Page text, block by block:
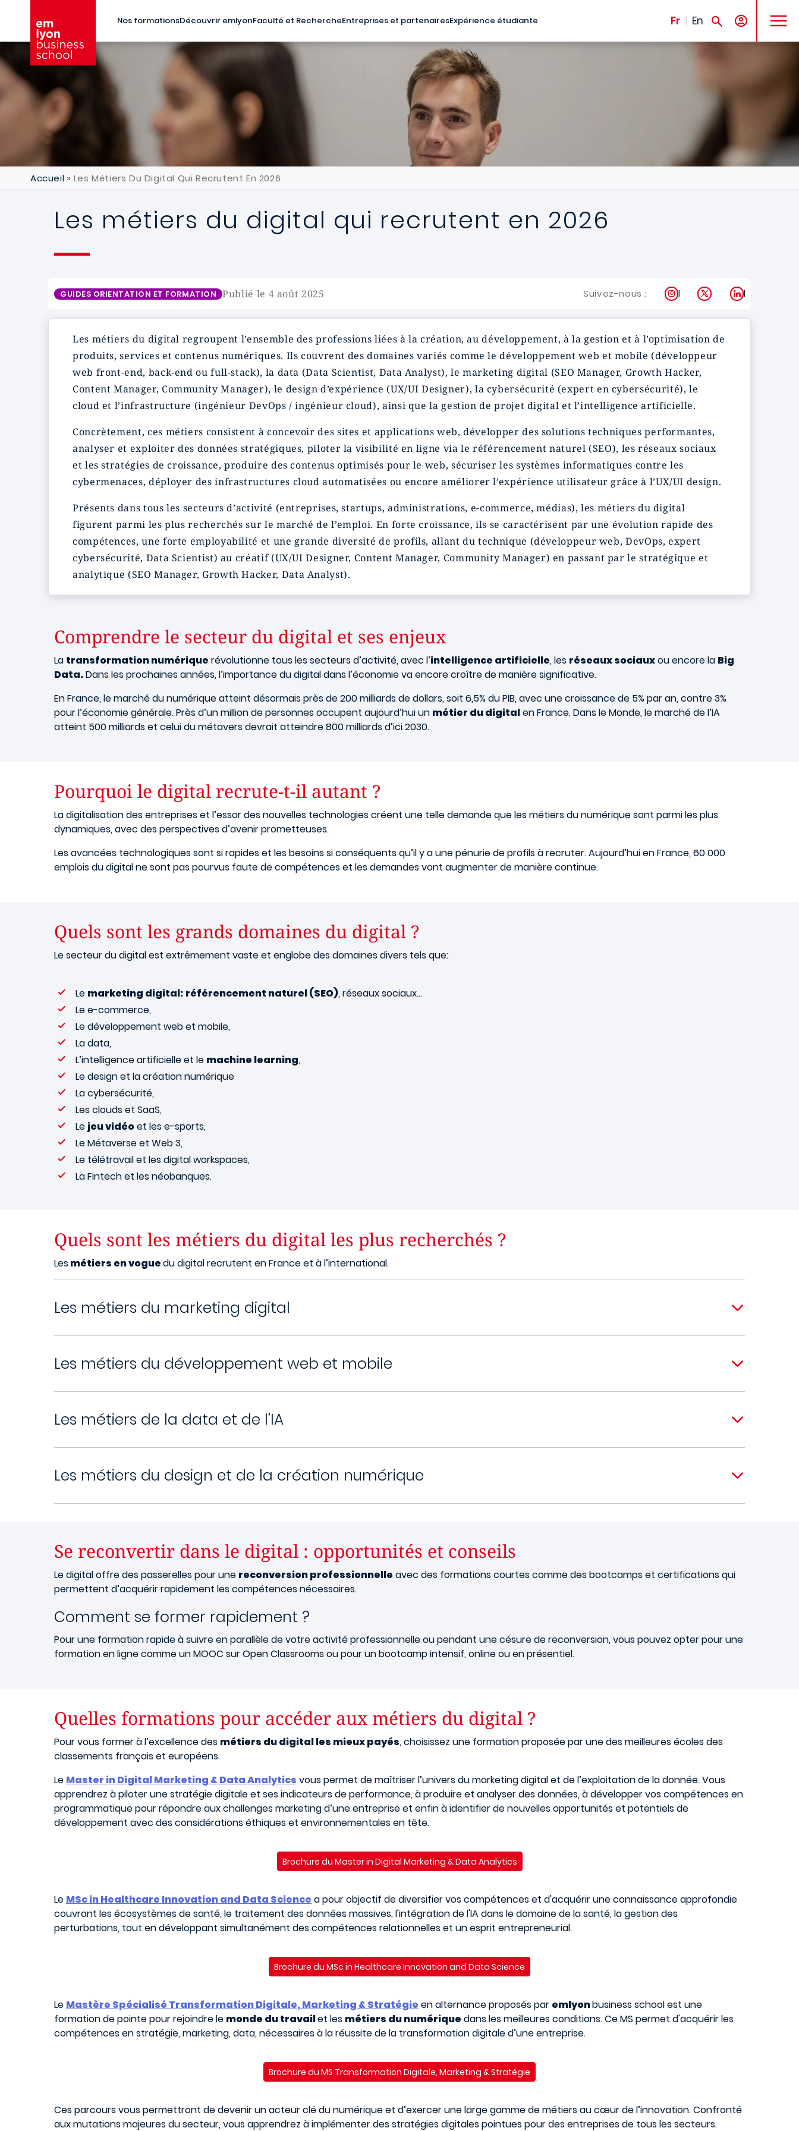
Nos formationsDécouvrir emlyonFaculté et RechercheEntreprises et partenairesExpérience étudiante Fr En
MENU
Accueil Les Métiers Du Digital Qui Recrutent En 2026
Les métiers du digital qui recrutent en 2026
GUIDES ORIENTATION ET FORMATION Publié le 4 août 2025 Suivez-nous : Instagram
X LinkedIn
Les métiers du digital regroupent l’ensemble des professions liées à la création, au développement, à la gestion et à l’optimisation de
produits, services et contenus numériques. Ils couvrent des domaines variés comme le développement web et mobile (développeur
web front-end, back-end ou full-stack), la data (Data Scientist, Data Analyst), le marketing digital (SEO Manager, Growth Hacker,
Content Manager, Community Manager), le design d’expérience (UX/UI Designer), la cybersécurité (expert en cybersécurité), le
cloud et l’infrastructure (ingénieur DevOps / ingénieur cloud), ainsi que la gestion de projet digital et l’intelligence artificielle.
Concrètement, ces métiers consistent à concevoir des sites et applications web, développer des solutions techniques performantes,
analyser et exploiter des données stratégiques, piloter la visibilité en ligne via le référencement naturel (SEO), les réseaux sociaux
et les stratégies de croissance, produire des contenus optimisés pour le web, sécuriser les systèmes informatiques contre les
cybermenaces, déployer des infrastructures cloud automatisées ou encore améliorer l’expérience utilisateur grâce à l’UX/UI design.
Présents dans tous les secteurs d’activité (entreprises, startups, administrations, e-commerce, médias), les métiers du digital
figurent parmi les plus recherchés sur le marché de l’emploi. En forte croissance, ils se caractérisent par une évolution rapide des
compétences, une forte employabilité et une grande diversité de profils, allant du technique (développeur web, DevOps, expert
cybersécurité, Data Scientist) au créatif (UX/UI Designer, Content Manager, Community Manager) en passant par le stratégique et
analytique (SEO Manager, Growth Hacker, Data Analyst).
Comprendre le secteur du digital et ses enjeux
La transformation numérique révolutionne tous les secteurs d’activité, avec l’intelligence artificielle, les réseaux sociauxou encore la Big
Data.Dans les prochaines années, l’importance du digital dans l’économie va encore croître de manière significative.
En France, le marché du numérique atteint désormais près de 200 milliards de dollars, soit 6,5% du PIB, avec une croissance de 5% par an, contre 3%
pour l’économie générale. Près d’un million de personnes occupent aujourd’hui un métier du digitalen France. Dans le Monde, le marché de l’IA
atteint 500 milliards et celui du métavers devrait atteindre 800 milliards d’ici 2030.
Pourquoi le digital recrute-t-il autant ?
La digitalisation des entreprises et l’essor des nouvelles technologies créent une telle demande que les métiers du numérique sont parmi les plus
dynamiques, avec des perspectives d’avenir prometteuses.
Les avancées technologiques sont si rapides et les besoins si conséquents qu’il y a une pénurie de profils à recruter. Aujourd’hui en France, 60 000
emplois du digital ne sont pas pourvus faute de compétences et les demandes vont augmenter de manière continue.
Quels sont les grands domaines du digital ?
Le secteur du digital est extrêmement vaste et englobe des domaines divers tels que:
Le marketing digital: référencement naturel (SEO), réseaux sociaux…
Le e-commerce,
Le développement web et mobile,
La data,
L’intelligence artificielle et le machine learning,
Le design et la création numérique
La cybersécurité,
Les clouds et SaaS,
Le jeu vidéoet les e-sports,
Le Métaverse et Web 3,
Le télétravail et les digital workspaces,
La Fintech et les néobanques.
Quels sont les métiers du digital les plus recherchés ?
Lesmétiers en voguedu digital recrutent en France et à l’international.
Les métiers du marketing digital
Les métiers du développement web et mobile
Les métiers de la data et de l’IA
Les métiers du design et de la création numérique
Se reconvertir dans le digital : opportunités et conseils
Le digital offre des passerelles pour une reconversion professionnelle avec des formations courtes comme des bootcamps et certifications qui
permettent d’acquérir rapidement les compétences nécessaires.
Comment se former rapidement ?
Pour une formation rapide à suivre en parallèle de votre activité professionnelle ou pendant une césure de reconversion, vous pouvez opter pour une
formation en ligne comme un MOOC sur Open Classrooms ou pour un bootcamp intensif, online ou en présentiel.
Quelles formations pour accéder aux métiers du digital ?
Pour vous former à l’excellence des métiers du digital les mieux payés, choisissez une formation proposée par une des meilleures écoles des
classements français et européens.
Le Master in Digital Marketing & Data Analytics vous permet de maîtriser l’univers du marketing digital et de l’exploitation de la donnée. Vous
apprendrez à piloter une stratégie digitale et ses indicateurs de performance, à produire et analyser des données, à développer vos compétences en
programmatique pour répondre aux challenges marketing d’une entreprise et enfin à identifier de nouvelles opportunités et potentiels de
développement avec des considérations éthiques et environnementales en tête.
Brochure du Master in Digital Marketing & Data Analytics
Le MSc in Healthcare Innovation and Data Science a pour objectif de diversifier vos compétences et d'acquérir une connaissance approfondie
couvrant les écosystèmes de santé, le traitement des données massives, l'intégration de l'IA dans le domaine de la santé, la gestion des
perturbations, tout en développant simultanément des compétences relationnelles et un esprit entrepreneurial.
Brochure du MSc in Healthcare Innovation and Data Science
Le Mastère Spécialisé Transformation Digitale, Marketing & Stratégie en alternance proposés par emlyonbusiness school est une
formation de pointe pour rejoindre le monde du travailet les métiers du numérique dans les meilleures conditions. Ce MS permet d'acquérir les
compétences en stratégie, marketing, data, nécessaires à la réussite de la transformation digitale d’une entreprise.
Brochure du MS Transformation Digitale, Marketing & Stratégie
Ces parcours vous permettront de devenir un acteur clé du numérique et d’exercer une large gamme de métiers au cœur de l’innovation. Confronté
aux mutations majeures du secteur, vous apprendrez à implémenter des stratégies digitales pointues pour des entreprises de tous les secteurs.